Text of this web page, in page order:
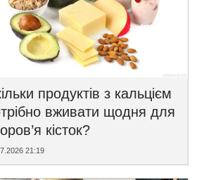
продуктів з кальцієм
вживати щодня для
кісток?
21:19